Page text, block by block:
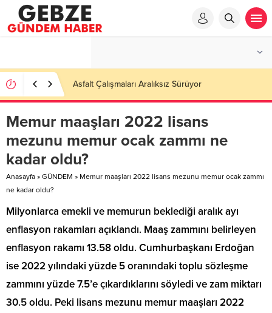
Ortaöğretime Geçiş Tercih ve Yerleştirme Kılavuzu
yayımlandı – Nefes Gazetesi – Kocaeli Haber
Memur maaşları 2022 lisans
mezunu memur ocak zammı ne
kadar oldu?
Anasayfa » GÜNDEM » Memur maaşları 2022 lisans mezunu memur ocak zammı
ne kadar oldu?
Milyonlarca emekli ve memurun beklediği aralık ayı
enflasyon rakamları açıklandı. Maaş zammını belirleyen
enflasyon rakamı 13.58 oldu. Cumhurbaşkanı Erdoğan
ise 2022 yılındaki yüzde 5 oranındaki toplu sözleşme
zammını yüzde 7.5’e çıkardıklarını söyledi ve zam miktarı
30.5 oldu. Peki lisans mezunu memur maaşları 2022